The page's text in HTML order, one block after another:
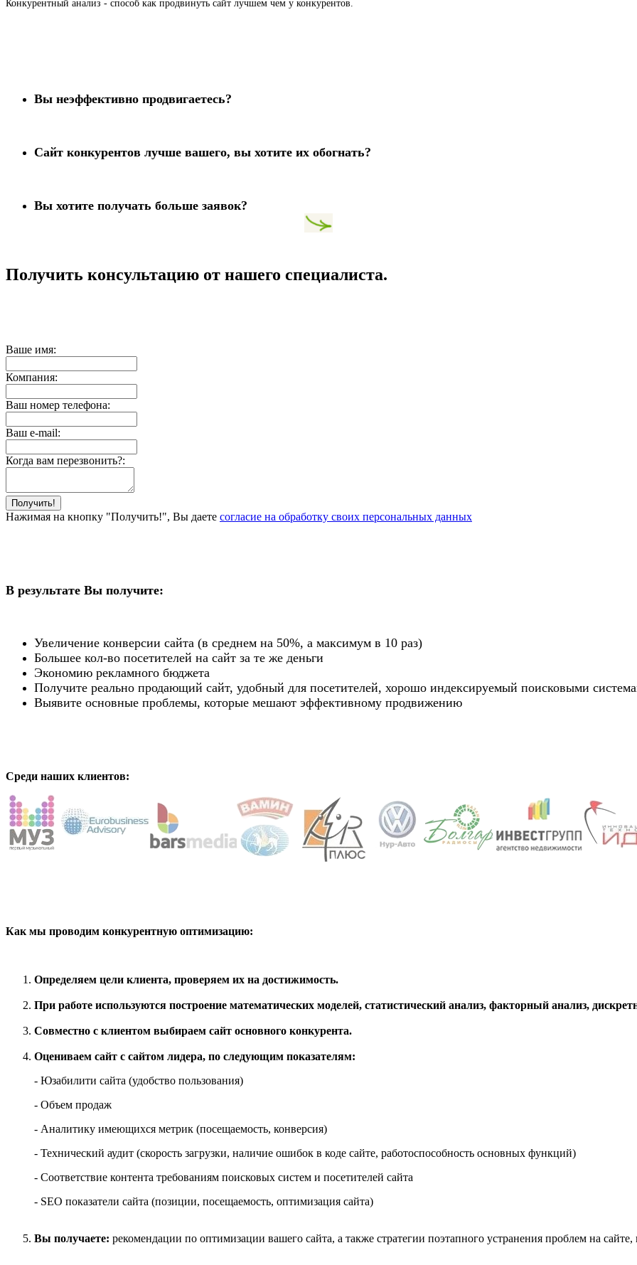
Конкурентный анализ - способ как продвинуть сайт лучшем чем у конкурентов.
Вы неэффективно продвигаетесь?
Сайт конкурентов лучше вашего, вы хотите их обогнать?
Вы хотите получать больше заявок?
Получить консультацию от нашего специалиста.
Ваше имя:
Компания:
Ваш номер телефона:
Ваш e-mail:
Когда вам перезвонить?:
Нажимая на кнопку "Получить!", Вы даете согласие на обработку своих персональных данных
В результате Вы получите:
Увеличение конверсии сайта (в среднем на 50%, а максимум в 10 раз)
Большее кол-во посетителей на сайт за те же деньги
Экономию рекламного бюджета
Получите реально продающий сайт, удобный для посетителей, хорошо индексируемый поисковыми
Выявите основные проблемы, которые мешают эффективному продвижению
Среди наших клиентов:
Как мы проводим конкурентную оптимизацию:
Определяем цели клиента, проверяем их на достижимость.
При работе используются построение математических моделей, статистический анализ, факторный анализ,
Совместно с клиентом выбираем сайт основного конкурента.
Оцениваем сайт с сайтом лидера, по следующим показателям:
- Юзабилити сайта (удобство пользования)
- Объем продаж
- Аналитику имеющихся метрик (посещаемость, конверсия)
- Технический аудит (скорость загрузки, наличие ошибок в коде сайте, работоспособность основных функций)
- Соответствие контента требованиям поисковых систем и посетителей сайта
- SEO показатели сайта (позиции, посещаемость, оптимизация сайта)
Вы получаете: рекомендации по оптимизации вашего сайта, а также стратегии поэтапного устранения проблем на